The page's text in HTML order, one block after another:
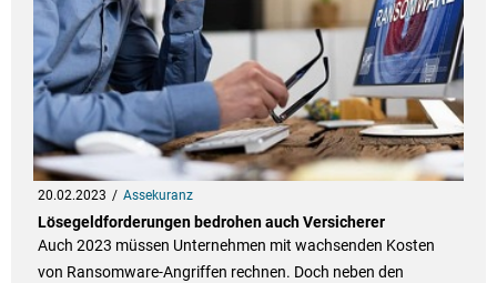
20.02.2023 Assekuranz
Lösegeldforderungen bedrohen auch Versicherer
Auch 2023 müssen Unternehmen mit wachsenden Kosten
von Ransomware-Angriffen rechnen. Doch neben den